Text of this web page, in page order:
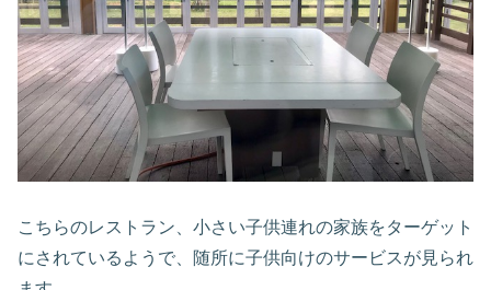
こちらのレストラン、小さい子供連れの家族をターゲット
にされているようで、随所に子供向けのサービスが見られ